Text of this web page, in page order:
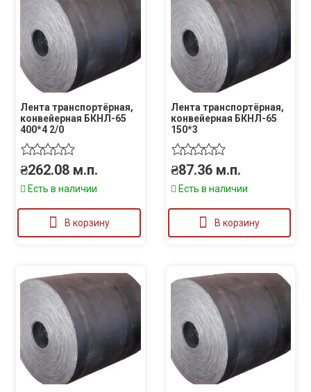
Лента транспортёрная,
конвейерная БКНЛ-65
400*4 2/0
₴262.08 м.п.
Есть в наличии
В корзину
Лента транспортёрная,
конвейерная БКНЛ-65
150*3
₴87.36 м.п.
Есть в наличии
В корзину